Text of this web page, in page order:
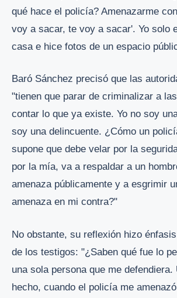
qué hace el policía? Amenazarme
voy a sacar, te voy a sacar'. Yo solo
casa e hice fotos de un espacio
Baró Sánchez precisó que las
"tienen que parar de criminalizar a
contar lo que ya existe. Yo no soy
soy una delincuente. ¿Cómo un
supone que debe velar por la
por la mía, va a respaldar a un
amenaza públicamente y a esgrimir
amenaza en mi contra?"
No obstante, su reflexión hizo
de los testigos: "¿Saben qué fue lo
una sola persona que me defendiera.
hecho, cuando el policía me